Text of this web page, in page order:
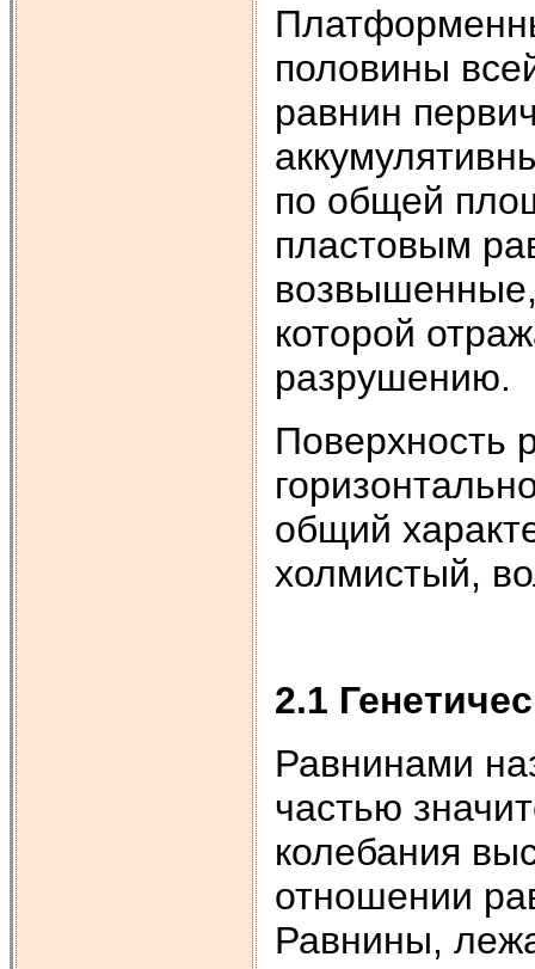
половины
равнин
по общей
пластовым
которой
разрушению.
Поверхность
общий
холмистый,
2.1
Равнинами
частью
колебания
отношении
Равнины,